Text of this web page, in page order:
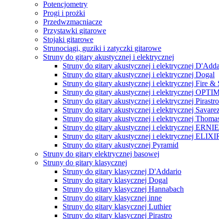
Potencjometry
Progi i prożki
Przedwzmacniacze
Przystawki gitarowe
Stojaki gitarowe
Strunociągi, guziki i zatyczki gitarowe
Struny do gitary akustycznej i elektrycznej
Struny do gitary akustycznej i elektrycznej
Struny do gitary akustycznej i elektrycznej Dogal
Struny do gitary akustycznej i elektrycznej Fire &
Struny do gitary akustycznej i elektrycznej
Struny do gitary akustycznej i elektrycznej Pirastro
Struny do gitary akustycznej i elektrycznej
Struny do gitary akustycznej i elektrycznej
Struny do gitary akustycznej i elektrycznej
Struny do gitary akustycznej i elektrycznej
Struny do gitary akustycznej Pyramid
Struny do gitary elektrycznej basowej
Struny do gitary klasycznej
Struny do gitary klasycznej D'Addario
Struny do gitary klasycznej Dogal
Struny do gitary klasycznej Hannabach
Struny do gitary klasycznej inne
Struny do gitary klasycznej Luthier
Struny do gitary klasycznej Pirastro